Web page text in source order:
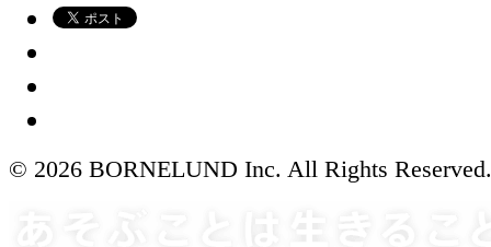
© 2026 BORNELUND Inc. All Rights Reserved.